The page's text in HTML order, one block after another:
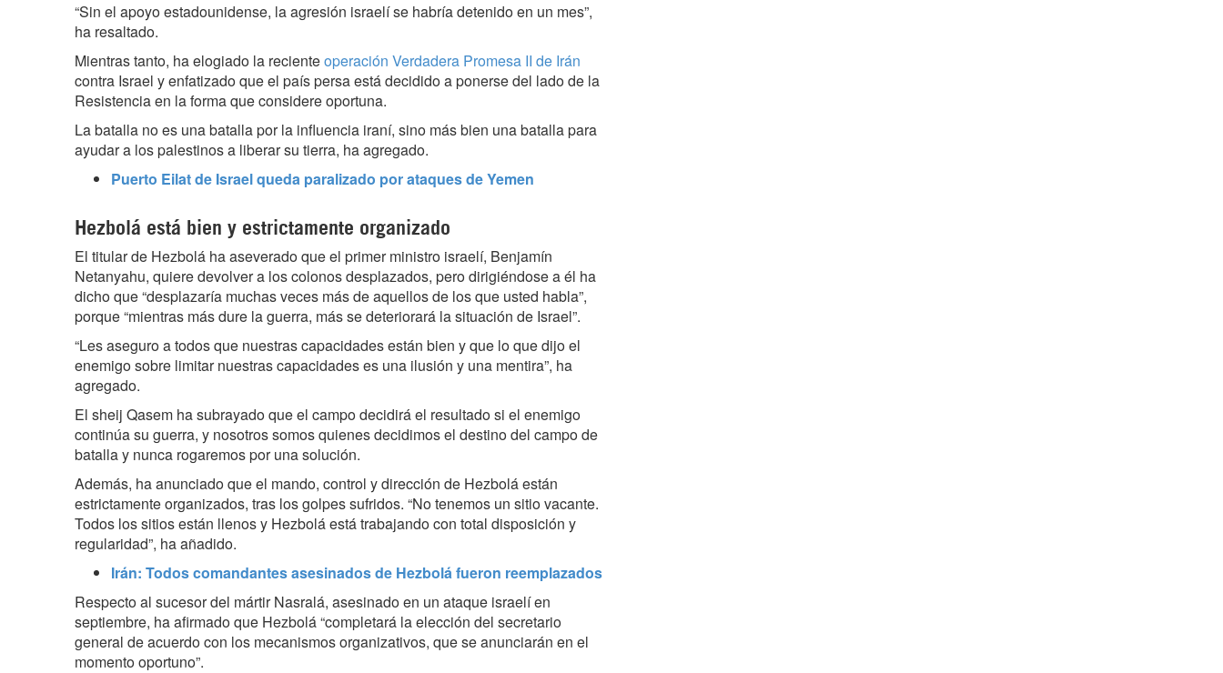
“Sin el apoyo estadounidense, la agresión israelí se habría detenido en un mes”,
ha resaltado.
Mientras tanto, ha elogiado la recienteoperación Verdadera Promesa II de Irán
contra Israel y enfatizado que el país persa está decidido a ponerse del lado de la
Resistencia en la forma que considere oportuna.
La batalla no es una batalla por la influencia iraní, sino más bien una batalla para
ayudar a los palestinos a liberar su tierra, ha agregado.
Puerto Eilat de Israel queda paralizado por ataques de Yemen
Hezbolá está bien y estrictamente organizado
El titular de Hezbolá ha aseverado que el primer ministro israelí, Benjamín
Netanyahu, quiere devolver a los colonos desplazados, pero dirigiéndose a él ha
dicho que “desplazaría muchas veces más de aquellos de los que usted habla”,
porque “mientras más dure la guerra, más se deteriorará la situación de Israel”.
“Les aseguro a todos que nuestras capacidades están bien y que lo que dijo el
enemigo sobre limitar nuestras capacidades es una ilusión y una mentira”, ha
agregado.
El sheij Qasem ha subrayado que el campo decidirá el resultado ⁠si el enemigo
continúa su guerra, y nosotros somos quienes decidimos el destino del campo de
batalla y nunca rogaremos por una solución.
Además, ha anunciado que el mando, control y dirección de Hezbolá están
estrictamente organizados, tras los golpes sufridos. “No tenemos un sitio vacante.
Todos los sitios están llenos y Hezbolá está trabajando con total disposición y
regularidad”, ha añadido.
Irán: Todos comandantes asesinados de Hezbolá fueron reemplazados
Respecto al sucesor del mártir Nasralá, asesinado en un ataque israelí en
septiembre, ha afirmado que Hezbolá “completará la elección del secretario
general de acuerdo con los mecanismos organizativos, que se anunciarán en el
momento oportuno”.